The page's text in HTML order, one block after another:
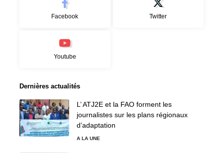
Facebook Twitter
Youtube
Dernières actualités
L’ ATJ2E et la FAO forment les
journalistes sur les plans régionaux
d’adaptation
A LA UNE